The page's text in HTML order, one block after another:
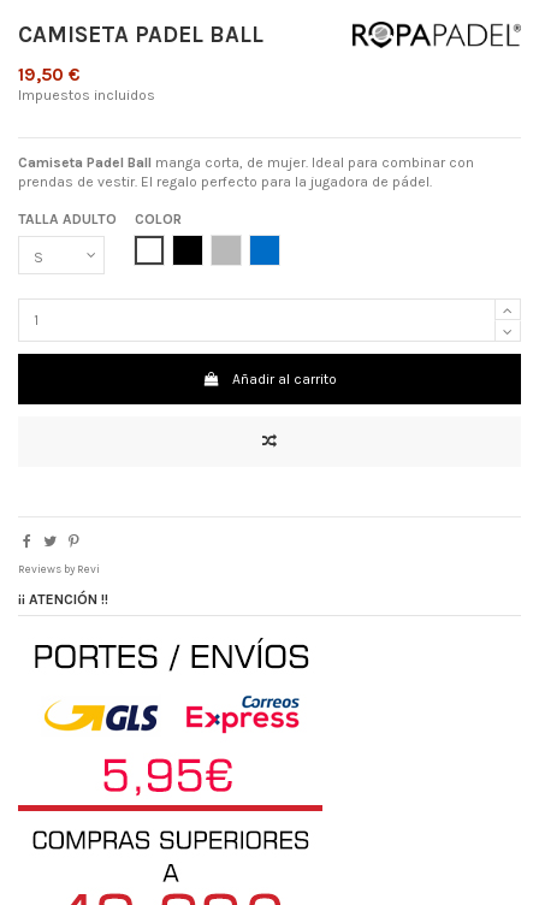
CAMISETA PADEL BALL
19,50 €
Impuestos incluidos
Camiseta Padel Ball manga corta, de mujer. Ideal para combinar con
prendas de vestir. El regalo perfecto para la jugadora de pádel.
TALLA ADULTO
COLOR
Añadir al carrito
Reviews by Revi
¡¡ ATENCIÓN !!